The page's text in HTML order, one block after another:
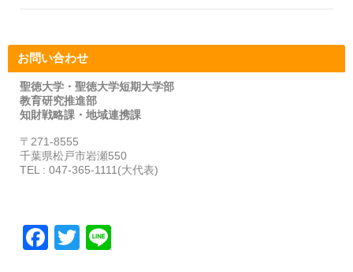
お問い合わせ
聖徳大学・聖徳大学短期大学部
教育研究推進部
知財戦略課・地域連携課
〒271-8555
千葉県松戸市岩瀬550
TEL : 047-365-1111(大代表)
F
T